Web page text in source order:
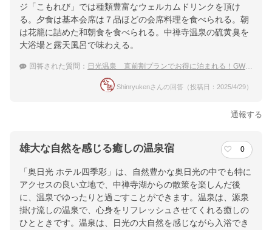
ジ「こもれび」では種類豊富なウェルカムドリンクを頂け
る。夕食は基本会席は７品ほどの会席料理を食べられる。朝
は花籠に詰めた和朝食を食べられる。中禅寺温泉の硫黄臭を
大浴場と露天風呂で味わえる。
回答された質問： 日光温泉 直前割プランでお得に泊まれる！GWにおすすめの温泉宿
Shinryukenさんの回答（投稿日：2025/4/29）
通報する
雄大な自然を感じる癒しの温泉宿 0
「奥日光 ホテル四季彩」は、自然豊かな奥日光の中でも特に
アクセスの良い立地で、中禅寺湖からの散策を楽しんだ後
に、温泉でゆったりと過ごすことができます。温泉は、源泉
掛け流しの温泉で、心身をリフレッシュさせてくれる癒しの
ひとときです。温泉は、日光の大自然を感じながら入浴でき